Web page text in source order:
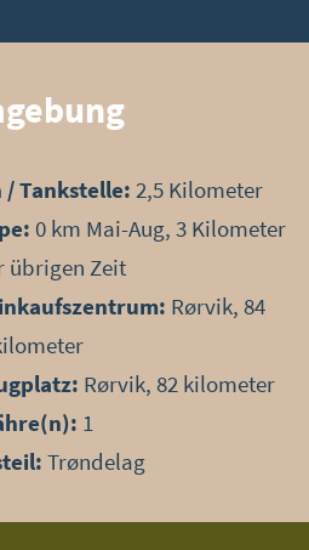
Tankstelle: 2,5 Kilometer
0 km Mai-Aug, 3 Kilometer
übrigen Zeit
Rørvik, 84
Rørvik, 82 kilometer
1
Trøndelag